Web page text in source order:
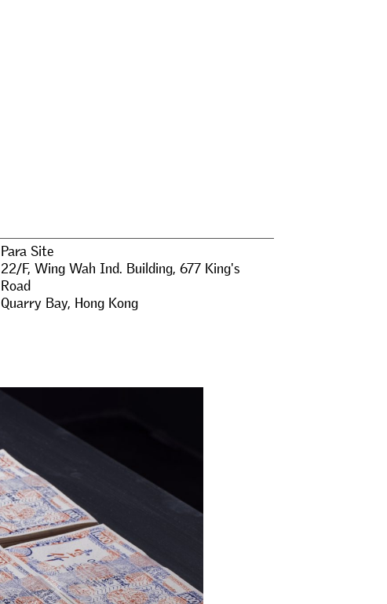
Para Site
22/F, Wing Wah Ind. Building, 677 King's
Road
Quarry Bay, Hong Kong